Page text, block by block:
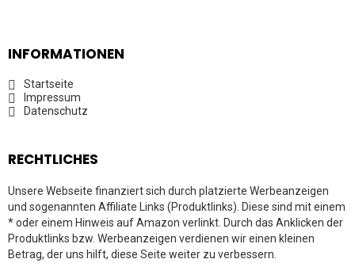
INFORMATIONEN
Startseite
Impressum
Datenschutz
RECHTLICHES
Unsere Webseite finanziert sich durch platzierte Werbeanzeigen
und sogenannten Affiliate Links (Produktlinks). Diese sind mit einem
* oder einem Hinweis auf Amazon verlinkt. Durch das Anklicken der
Produktlinks bzw. Werbeanzeigen verdienen wir einen kleinen
Betrag, der uns hilft, diese Seite weiter zu verbessern.